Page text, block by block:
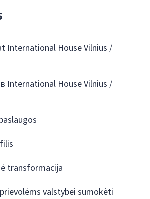
International House Vilnius /
International House Vilnius /
transformacija
valstybei sumokėti